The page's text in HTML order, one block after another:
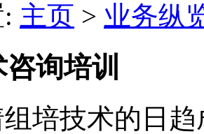
主页 > 业务纵
询培训
技术的日趋